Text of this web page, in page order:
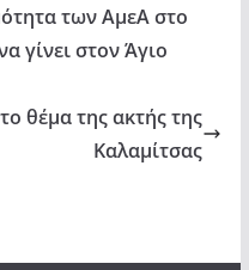
των ΑμεΑ στο
γίνει στον Άγιο
θέμα της ακτής της
Καλαμίτσας